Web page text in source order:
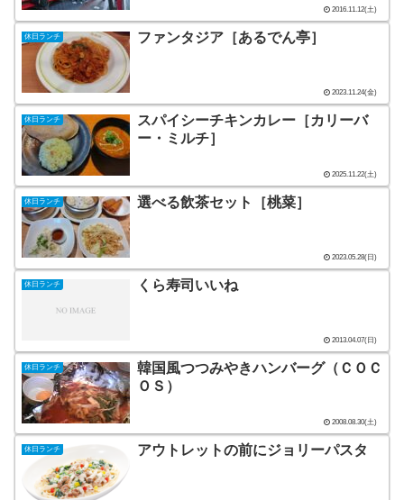
2016.11.12(土)
休日ランチ ファンタジア［あるでん亭］
2023.11.24(金)
休日ランチ
スパイシーチキンカレー［カリーバ
ー・ミルチ］
2025.11.22(土)
休日ランチ 選べる飲茶セット［桃菜］
2023.05.28(日)
休日ランチ くら寿司いいね
2013.04.07(日)
休日ランチ
韓国風つつみやきハンバーグ（ＣＯＣ
ＯＳ）
2008.08.30(土)
休日ランチ アウトレットの前にジョリーパスタ